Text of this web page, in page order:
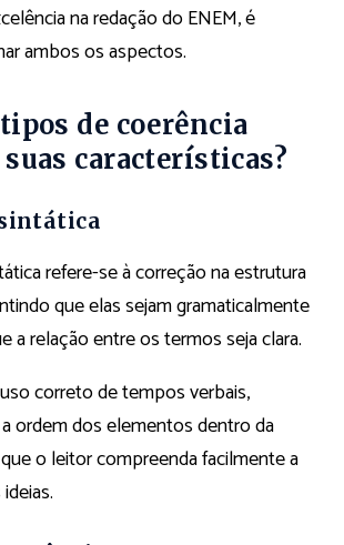
na redação do ENEM, é
ambos os aspectos.
de coerência
características?
refere-se à correção na estrutura
que elas sejam gramaticalmente
a relação entre os termos seja clara.
correto de tempos verbais,
ordem dos elementos dentro da
o leitor compreenda facilmente a